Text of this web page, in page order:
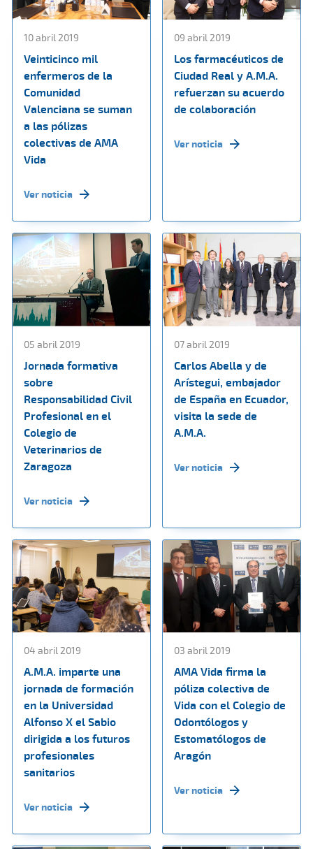
10 abril 2019
Veinticinco mil
enfermeros de la
Comunidad
Valenciana se suman
a las pólizas
colectivas de AMA
Vida
Ver noticia
09 abril 2019
Los farmacéuticos de
Ciudad Real y A.M.A.
refuerzan su acuerdo
de colaboración
Ver noticia
05 abril 2019
Jornada formativa
sobre
Responsabilidad Civil
Profesional en el
Colegio de
Veterinarios de
Zaragoza
Ver noticia
07 abril 2019
Carlos Abella y de
Arístegui, embajador
de España en Ecuador,
visita la sede de
A.M.A.
Ver noticia
04 abril 2019
A.M.A. imparte una
jornada de formación
en la Universidad
Alfonso X el Sabio
dirigida a los futuros
profesionales
sanitarios
Ver noticia
03 abril 2019
AMA Vida firma la
póliza colectiva de
Vida con el Colegio de
Odontólogos y
Estomatólogos de
Aragón
Ver noticia